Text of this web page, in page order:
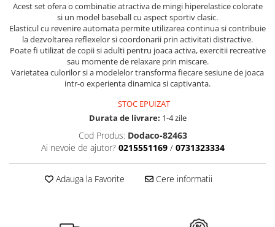
Acest set ofera o combinatie atractiva de mingi hiperelastice colorate
si un model baseball cu aspect sportiv clasic.
Elasticul cu revenire automata permite utilizarea continua si contribuie
la dezvoltarea reflexelor si coordonarii prin activitati distractive.
Poate fi utilizat de copii si adulti pentru joaca activa, exercitii recreative
sau momente de relaxare prin miscare.
Varietatea culorilor si a modelelor transforma fiecare sesiune de joaca
intr-o experienta dinamica si captivanta.
STOC EPUIZAT
Durata de livrare: 1-4 zile
Cod Produs: Dodaco-82463
Ai nevoie de ajutor? 0215551169 / 0731323334
Adauga la Favorite Cere informatii